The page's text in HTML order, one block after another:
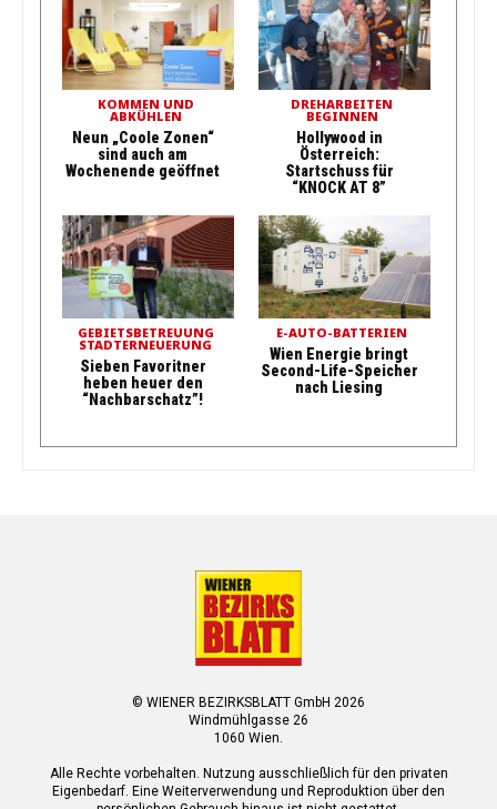
KOMMEN UND
ABKÜHLEN
Neun „Coole Zonen“
sind auch am
Wochenende geöffnet
DREHARBEITEN
BEGINNEN
Hollywood in
Österreich:
Startschuss für
“KNOCK AT 8”
GEBIETSBETREUUNG
STADTERNEUERUNG
Sieben Favoritner
heben heuer den
“Nachbarschatz”!
E-AUTO-BATTERIEN
Wien Energie bringt
Second-Life-Speicher
nach Liesing
© WIENER BEZIRKSBLATT GmbH 2026
Windmühlgasse 26
1060 Wien.
Alle Rechte vorbehalten. Nutzung ausschließlich für den privaten
Eigenbedarf. Eine Weiterverwendung und Reproduktion über den